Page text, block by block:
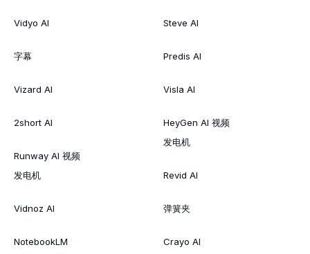
Vidyo AI
字幕
Vizard AI
2short AI
Runway AI 视频
发电机
Vidnoz AI
NotebookLM
Steve AI
Predis AI
Visla AI
HeyGen AI 视频
发电机
Revid AI
弹簧夹
Crayo AI